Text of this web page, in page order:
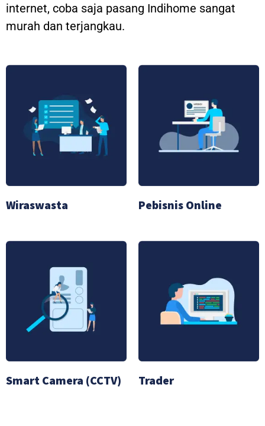
internet, coba saja pasang Indihome sangat
murah dan terjangkau.
Wiraswasta Pebisnis Online
Smart Camera (CCTV) Trader